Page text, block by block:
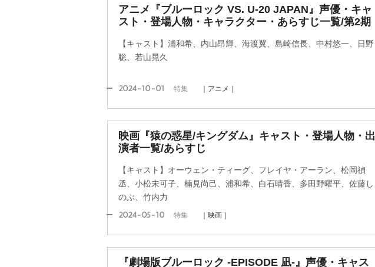
アニメ『ブルーロック VS. U-20 JAPAN』声優・キャ
スト・登場人物・キャラクター・あらすじ一覧/第2期
【キャスト】浦和希、内山昂輝、海渡翼、島崎信長、中村悠一、日野
聡、若山晃久
2024-10-01 特集 ｜アニメ｜
映画『猿の惑星/キングダム』キャスト・登場人物・出
演者一覧/あらすじ
【キャスト】オーウェン・ティーグ、フレイヤ・アーラン、松岡禎
丞、小松未可子、楠見尚己、浦和希、白石晴香、多田野曜平、佐藤し
のぶ、竹内力
2024-05-10 特集 ｜映画｜
『劇場版ブルーロック -EPISODE 凪-』声優・キャス